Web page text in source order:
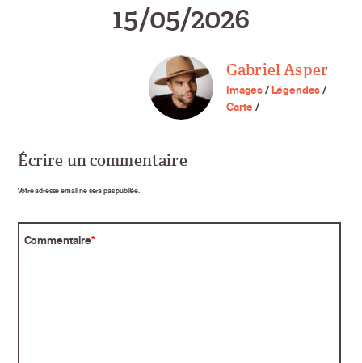
15/05/2026
Gabriel Asper
Images/Légendes/
Carte/
Écrire un commentaire
Votre adresse email ne sera pas publiée.
Commentaire*